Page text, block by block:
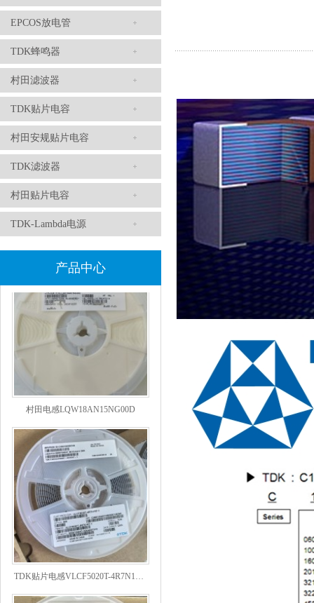
EPCOS放电管
TDK蜂鸣器
村田滤波器
TDK贴片电容
村田安规贴片电容
TDK滤波器
村田贴片电容
TDK-Lambda电源
产品中心
村田磁珠BLM18AG102SH1D
村田电感LQW18AN15NG00D
TDK贴片电感VLCF5020T-4R7N1R7-1